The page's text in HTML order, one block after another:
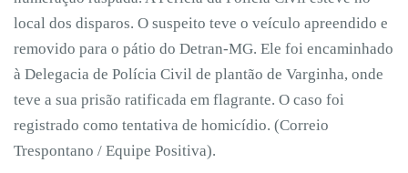
local dos disparos. O suspeito teve o veículo apreendido e
removido para o pátio do Detran-MG. Ele foi encaminhado
à Delegacia de Polícia Civil de plantão de Varginha, onde
teve a sua prisão ratificada em flagrante. O caso foi
registrado como tentativa de homicídio. (Correio
Trespontano / Equipe Positiva).